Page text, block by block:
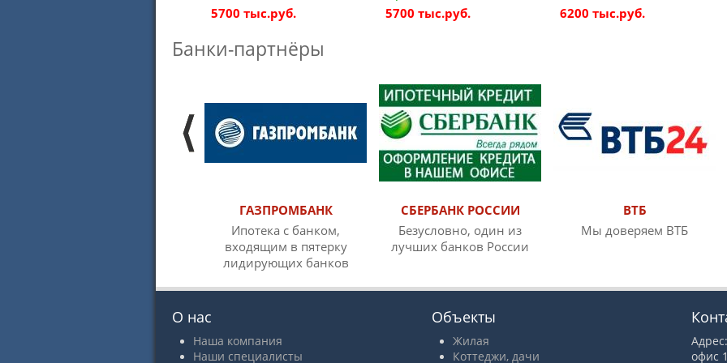
5700 тыс.руб.
5700 тыс.руб.
6200 тыс.руб.
Банки-партнёры
ГАЗПРОМБАНК
Ипотека с банком,
входящим в пятерку
лидирующих банков
СБЕРБАНК РОССИИ
Безусловно, один из
лучших банков России
ВТБ
Мы доверяем ВТБ
О нас
Наша компания
Наши специалисты
Объекты
Жилая
Коттеджи, дачи
офис